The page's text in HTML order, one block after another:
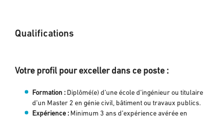
Qualifications
Votre profil pour exceller dans ce poste :
Formation : Diplômé(e) d’une école d’ingénieur ou titulaire
d’un Master 2 en génie civil, bâtiment ou travaux publics.
Expérience : Minimum 3 ans d’expérience avérée en